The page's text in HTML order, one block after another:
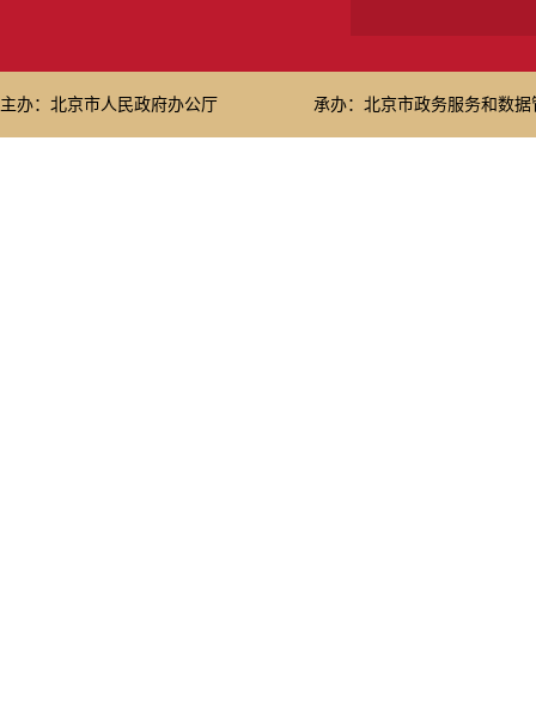
主办：北京市人民政府办公厅 承办：北京市政务服务和数据